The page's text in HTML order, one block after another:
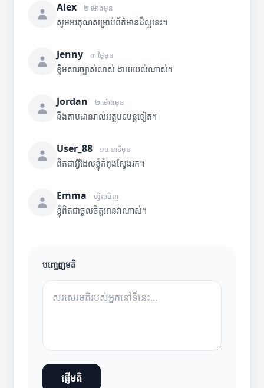
Alex ២ ម៉ោងមុន
សូមអរគុណសម្រាប់ព័ត៌មានដ៏ល្អនេះ។
Jenny ៣ ថ្ងៃមុន
ខ្លឹមសារច្បាស់លាស់ ងាយយល់ណាស់។
Jordan ២ ម៉ោងមុន
នឹងតាមដានរាល់អត្ថបទបន្តទៀត។
User_88 ១០ នាទីមុន
ពិតជាអ្វីដែលខ្ញុំកំពុងស្វែងរក។
Emma ម្សិលមិញ
ខ្ញុំពិតជាចូលចិត្តអានវាណាស់។
បញ្ចេញមតិ
ផ្ញើមតិ